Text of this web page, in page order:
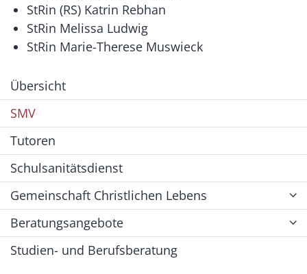
StRin (RS) Katrin Rebhan
StRin Melissa Ludwig
StRin Marie-Therese Muswieck
Übersicht
SMV
Tutoren
Schulsanitätsdienst
Gemeinschaft Christlichen Lebens
Beratungsangebote
Studien- und Berufsberatung